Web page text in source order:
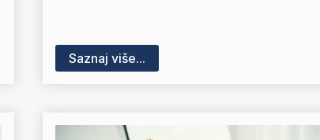
Saznaj više...